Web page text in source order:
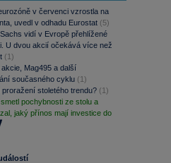
v červenci vzrostla na
uvedl v odhadu Eurostat (5)
vidí v Evropě přehlížené
U dvou akcií očekává více než
(1)
akcie, Mag495 a další
současného cyklu (1)
proražení stoletého trendu? (1)
pochybnosti ze stolu a
jaký přínos mají investice do